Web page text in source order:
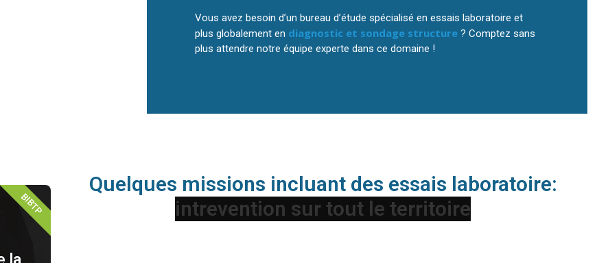
Vous avez besoin d’un bureau d’étude spécialisé en essais laboratoire et
plus globalement en diagnostic et sondage structure ? Comptez sans
plus attendre notre équipe experte dans ce domaine !
BIBTP Quelques missions incluant des essais laboratoire: